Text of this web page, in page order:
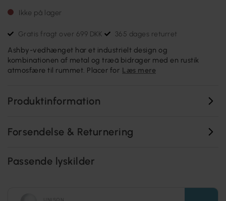
Ikke på lager
Gratis fragt over 699 DKK 365 dages returret
Ashby-vedhænget har et industrielt design og
kombinationen af metal og træä bidrager med en rustik
atmosfære til rummet. Placer for Læs mere
Produktinformation
Forsendelse & Returnering
Passende lyskilder